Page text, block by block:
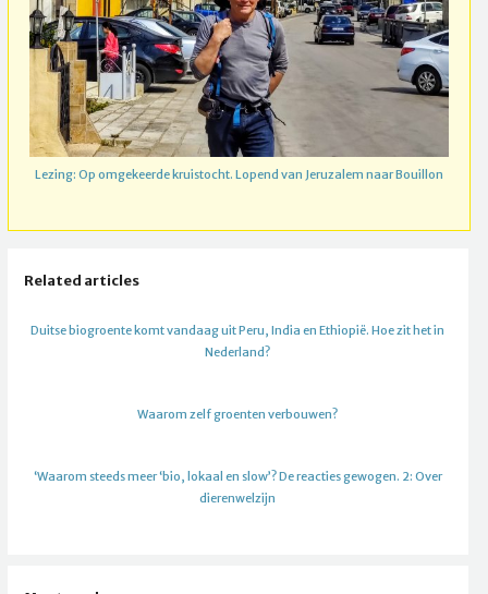
Lezing: Op omgekeerde kruistocht. Lopend van Jeruzalem naar Bouillon
Related articles
Duitse biogroente komt vandaag uit Peru, India en Ethiopië. Hoe zit het in
Nederland?
Waarom zelf groenten verbouwen?
‘Waarom steeds meer ‘bio, lokaal en slow’? De reacties gewogen. 2: Over
dierenwelzijn